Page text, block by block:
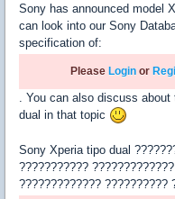
Sony has announced model
can look into our Sony
specification of:
Please Loginor
. You can also discuss
dual in that topic
Sony Xperia tipo dual
???????????
????????????? ??????????